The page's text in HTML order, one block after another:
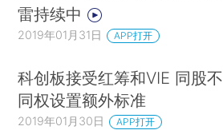
雷持续中
2019年01月31日 APP打开
科创板接受红筹和VIE 同股不
同权设置额外标准
2019年01月30日 APP打开